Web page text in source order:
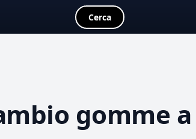
Cerca
gomme